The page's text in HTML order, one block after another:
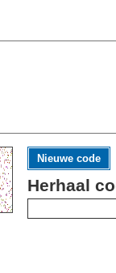
Nieuwe code
Herhaal